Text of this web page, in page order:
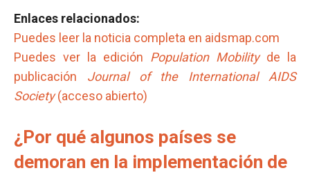
Enlaces relacionados:
Puedes leer la noticia completa en aidsmap.com
Puedes ver la edición Population Mobilityde la
publicación Journal of the International AIDS
Society(acceso abierto)
¿Por qué algunos países se
demoran en la implementación de